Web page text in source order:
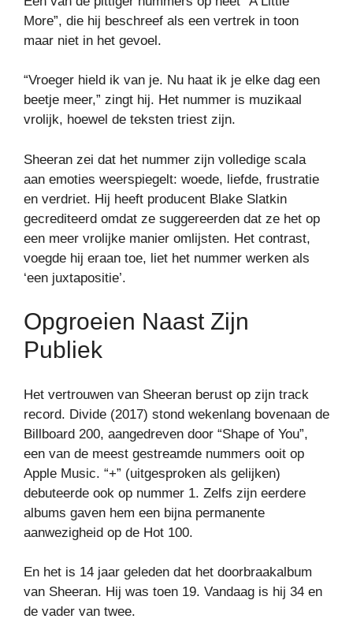
More”, die hij beschreef als een vertrek in toon
maar niet in het gevoel.
“Vroeger hield ik van je. Nu haat ik je elke dag een
beetje meer,” zingt hij. Het nummer is muzikaal
vrolijk, hoewel de teksten triest zijn.
Sheeran zei dat het nummer zijn volledige scala
aan emoties weerspiegelt: woede, liefde, frustratie
en verdriet. Hij heeft producent Blake Slatkin
gecrediteerd omdat ze suggereerden dat ze het op
een meer vrolijke manier omlijsten. Het contrast,
voegde hij eraan toe, liet het nummer werken als
‘een juxtapositie’.
Opgroeien Naast Zijn
Publiek
Het vertrouwen van Sheeran berust op zijn track
record. Divide (2017) stond wekenlang bovenaan de
Billboard 200, aangedreven door “Shape of You”,
een van de meest gestreamde nummers ooit op
Apple Music. “+” (uitgesproken als gelijken)
debuteerde ook op nummer 1. Zelfs zijn eerdere
albums gaven hem een ​​bijna permanente
aanwezigheid op de Hot 100.
En het is 14 jaar geleden dat het doorbraakalbum
van Sheeran. Hij was toen 19. Vandaag is hij 34 en
de vader van twee.